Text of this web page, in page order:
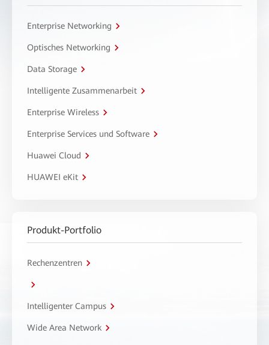
Enterprise Networking
Optisches Networking
Data Storage
Intelligente Zusammenarbeit
Enterprise Wireless
Enterprise Services und Software
Huawei Cloud
HUAWEI eKit
Produkt-Portfolio
Rechenzentren
Intelligenter Campus
Wide Area Network